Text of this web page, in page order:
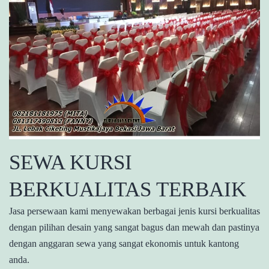
SEWA KURSI
BERKUALITAS TERBAIK
Jasa persewaan kami menyewakan berbagai jenis kursi berkualitas
dengan pilihan desain yang sangat bagus dan mewah dan pastinya
dengan anggaran sewa yang sangat ekonomis untuk kantong
anda.